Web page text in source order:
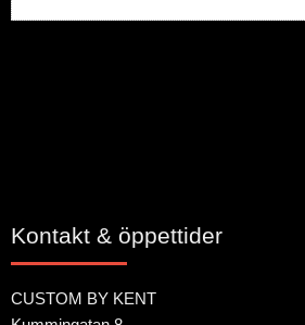
Kontakt & öppettider
CUSTOM BY KENT